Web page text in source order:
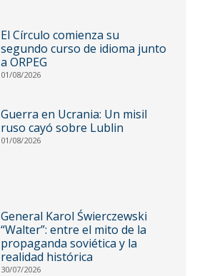
El Círculo comienza su
segundo curso de idioma junto
a ORPEG
01/08/2026
Guerra en Ucrania: Un misil
ruso cayó sobre Lublin
01/08/2026
General Karol Świerczewski
“Walter”: entre el mito de la
propaganda soviética y la
realidad histórica
30/07/2026